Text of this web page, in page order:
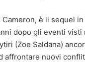
è il sequel
dopo gli eventi
(Zoe Saldana)
nuovi